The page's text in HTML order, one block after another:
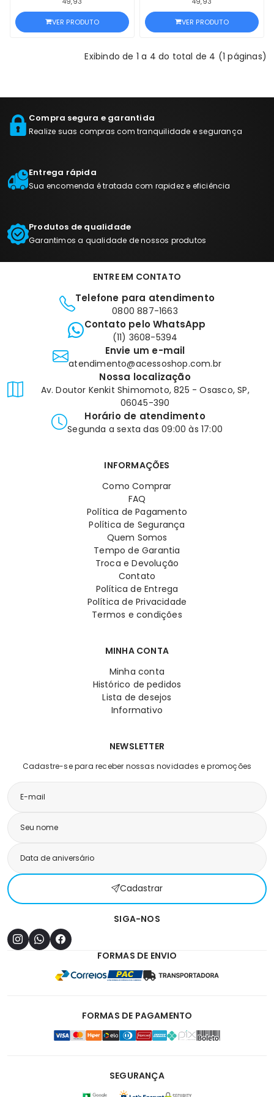
VER PRODUTO VER PRODUTO
Exibindo de 1 a 4 do total de 4 (1 páginas)
Compra segura e garantida
Realize suas compras com tranquilidade e segurança
Entrega rápida
Sua encomenda é tratada com rapidez e eficiência
Produtos de qualidade
Garantimos a qualidade de nossos produtos
ENTRE EM CONTATO
Telefone para atendimento
0800 887-1663
Contato pelo WhatsApp
(11) 3608-5394
Envie um e-mail
atendimento@acessoshop.com.br
Nossa localização
Av. Doutor Kenkit Shimomoto, 825 - Osasco, SP,
06045-390
Horário de atendimento
Segunda a sexta das 09:00 às 17:00
INFORMAÇÕES
Como Comprar
FAQ
Política de Pagamento
Política de Segurança
Quem Somos
Tempo de Garantia
Troca e Devolução
Contato
Política de Entrega
Política de Privacidade
Termos e condições
MINHA CONTA
Minha conta
Histórico de pedidos
Lista de desejos
Informativo
NEWSLETTER
Cadastre-se para receber nossas novidades e promoções
Cadastrar
SIGA-NOS
FORMAS DE ENVIO
FORMAS DE PAGAMENTO
SEGURANÇA